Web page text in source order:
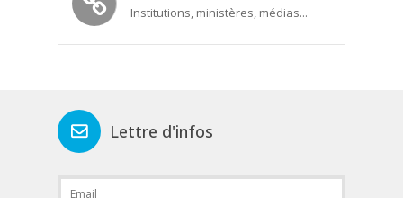
Institutions, ministères, médias...
Lettre d'infos